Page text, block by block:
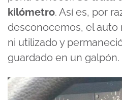
kilómetro. Así es, por
desconocemos, el
ni utilizado y
guardado en un galpón.